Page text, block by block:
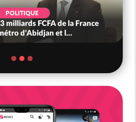
POLITIQUE
milliards FCFA de la France
d'Abidjan et l...